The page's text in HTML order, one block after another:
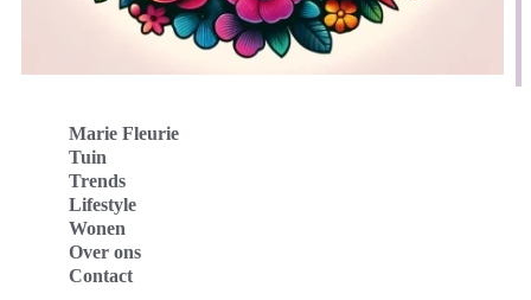
Marie Fleurie
Tuin
Trends
Lifestyle
Wonen
Over ons
Contact